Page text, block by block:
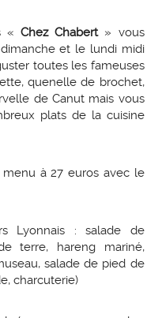
«Chez Chabert» vous
et le lundi midi
toutes les fameuses
quenelle de brochet,
de Canut mais vous
plats de la cuisine
à 27 euros avec le
Lyonnais : salade de
terre, hareng mariné,
salade de pied de
charcuterie)